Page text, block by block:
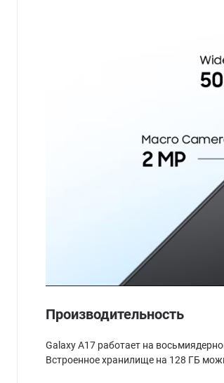
Производительность
Galaxy A17 работает на
Встроенное хранилище на 128 ГБ